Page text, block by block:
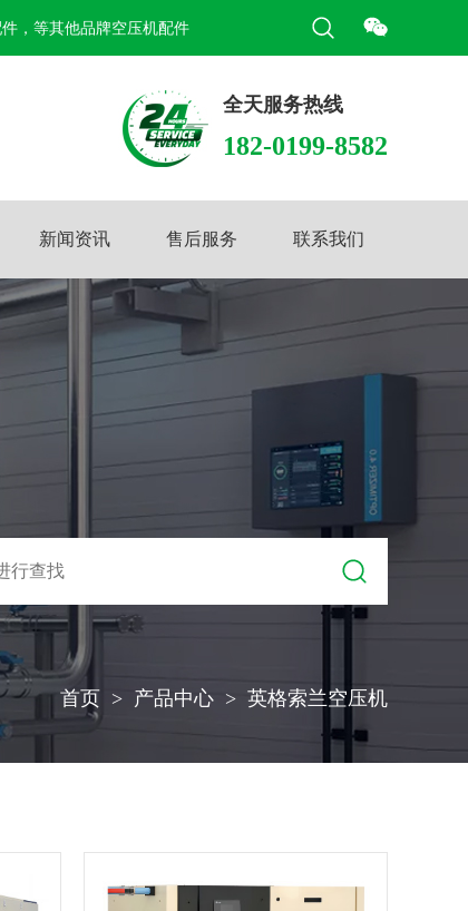
，等其他品牌空压机配件
全天服务热线
182-0199-8582
新闻资讯 售后服务 联系我们
首页 产品中心 英格索兰空压机